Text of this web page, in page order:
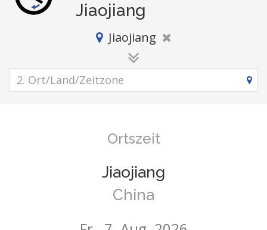
Jiaojiang
Jiaojiang
Ortszeit
Jiaojiang
China